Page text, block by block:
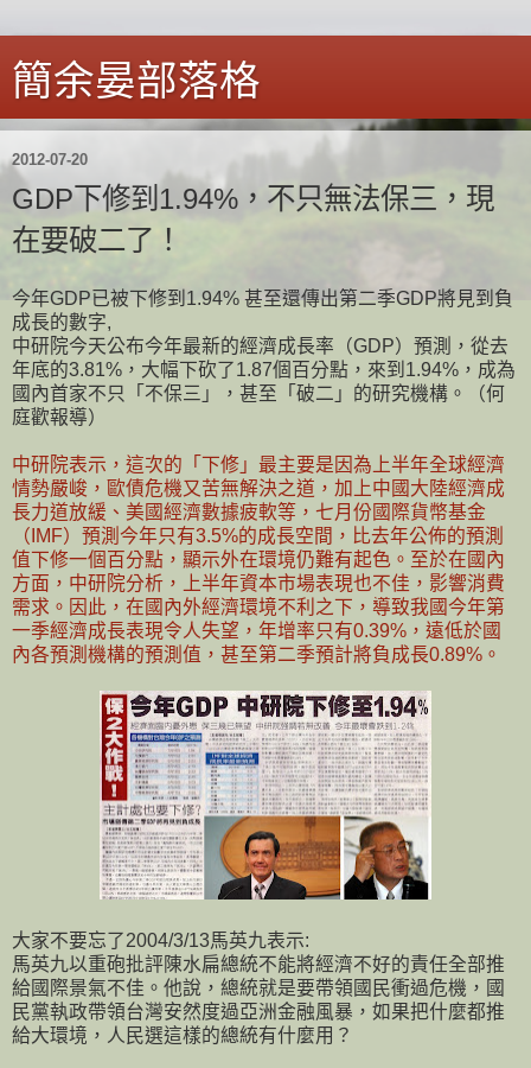
簡余晏部落格
2012-07-20
GDP下修到1.94%，不只無法保三，現
在要破二了！
今年GDP已被下修到1.94% 甚至還傳出第二季GDP將見到負
成長的數字,
中研院今天公布今年最新的經濟成長率（GDP）預測，從去
年底的3.81%，大幅下砍了1.87個百分點，來到1.94%，成為
國內首家不只「不保三」，甚至「破二」的研究機構。（何
庭歡報導）
中研院表示，這次的「下修」最主要是因為上半年全球經濟
情勢嚴峻，歐債危機又苦無解決之道，加上中國大陸經濟成
長力道放緩、美國經濟數據疲軟等，七月份國際貨幣基金
（IMF）預測今年只有3.5%的成長空間，比去年公佈的預測
值下修一個百分點，顯示外在環境仍難有起色。至於在國內
方面，中研院分析，上半年資本市場表現也不佳，影響消費
需求。因此，在國內外經濟環境不利之下，導致我國今年第
一季經濟成長表現令人失望，年增率只有0.39%，遠低於國
內各預測機構的預測值，甚至第二季預計將負成長0.89%。
大家不要忘了2004/3/13馬英九表示:
馬英九以重砲批評陳水扁總統不能將經濟不好的責任全部推
給國際景氣不佳。他說，總統就是要帶領國民衝過危機，國
民黨執政帶領台灣安然度過亞洲金融風暴，如果把什麼都推
給大環境，人民選這樣的總統有什麼用？